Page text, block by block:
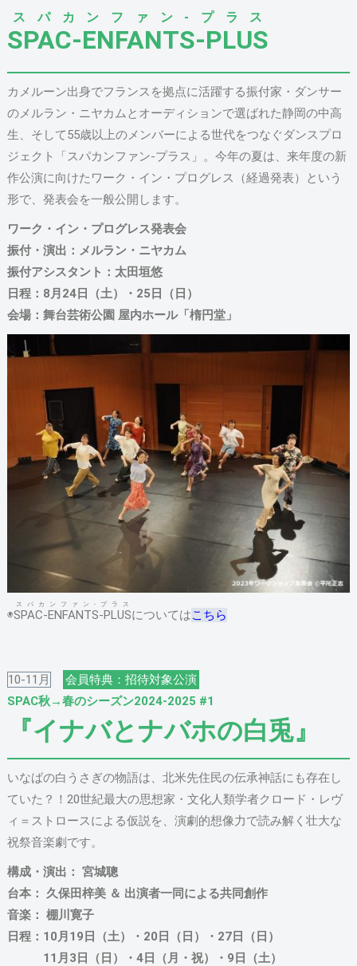
SPAC-ENFANTS-PLUS
スパカンファン-プラス
カメルーン出身でフランスを拠点に活躍する振付家・ダンサー
のメルラン・ニヤカムとオーディションで選ばれた静岡の中高
生、そして55歳以上のメンバーによる世代をつなぐダンスプロ
ジェクト「スパカンファン-プラス」。今年の夏は、来年度の新
作公演に向けたワーク・イン・プログレス（経過発表）という
形で、発表会を一般公開します。
ワーク・イン・プログレス発表会
振付・演出：メルラン・ニヤカム
振付アシスタント：太田垣悠
日程：8月24日（土）・25日（日）
会場：舞台芸術公園 屋内ホール「楕円堂」
◉SPAC-ENFANTS-PLUS
スパカンファン-プラス
についてはこちら
10-11月
会員特典：招待対象公演
SPAC秋→春のシーズン2024-2025 #1
『イナバとナバホの白兎』
いなばの白うさぎの物語は、北米先住民の伝承神話にも存在し
ていた？！20世紀最大の思想家・文化人類学者クロード・レヴ
ィ＝ストロースによる仮説を、演劇的想像力で読み解く壮大な
祝祭音楽劇です。
構成・演出： 宮城聰
台本： 久保田梓美 ＆ 出演者一同による共同創作
音楽： 棚川寛子
日程：10月19日（土）・20日（日）・27日（日）
11月3日（日）・4日（月・祝）・9日（土）